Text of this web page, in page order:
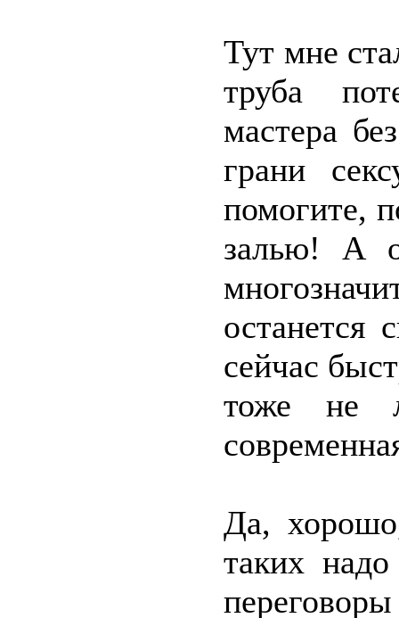
Тут мне
труба
мастера
грани
помогите,
залью! А
останется
сейчас
тоже не
Да,
таких надо